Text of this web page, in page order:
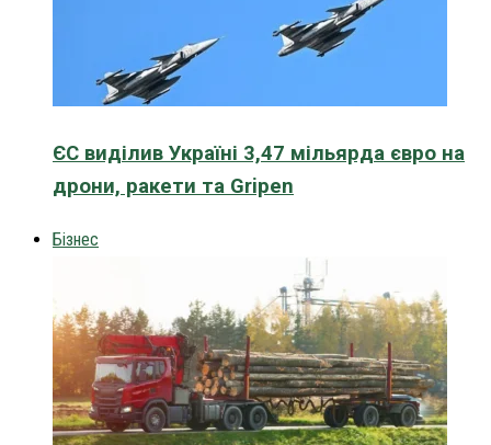
ЄС виділив Україні 3,47 мільярда євро на
дрони, ракети та Gripen
Бізнес